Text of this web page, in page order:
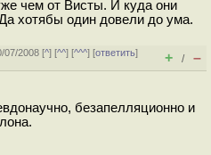
чем от Висты. И куда они
хотябы один довели до ума.
07/2008 [^] [^^] [^^^] [ответить]
+ / –
безапелляционно и